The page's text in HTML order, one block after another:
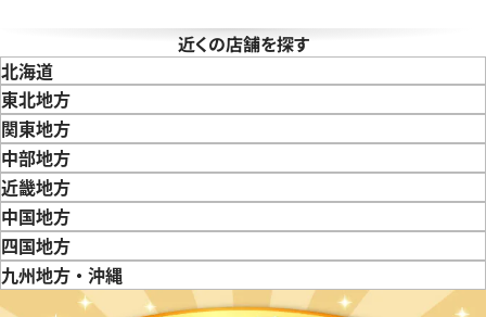
ヴェルサーチ
Wempe
ヴェンペ
近くの店舗を探す
北海道
東北地方
青森県岩手県
関東地方
東京都神奈川県
中部地方
新潟県富山県
近畿地方
三重県滋賀県
中国地方
鳥取県島根県
四国地方
徳島県香川県愛媛県
九州地方・沖縄
福岡県
佐賀県 長崎県 熊本県大分県宮崎県鹿児島県